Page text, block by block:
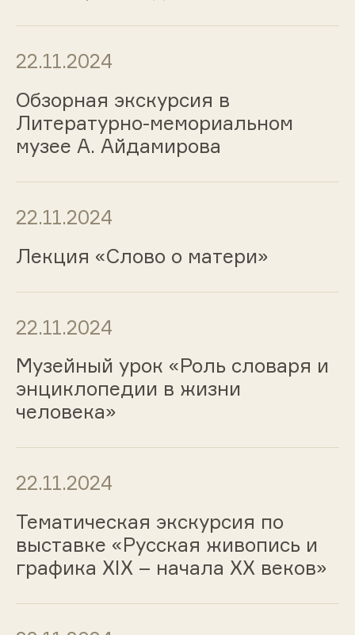
22.11.2024
Обзорная экскурсия в
Литературно-мемориальном
музее А. Айдамирова
22.11.2024
Лекция «Слово о матери»
22.11.2024
Музейный урок «Роль словаря и
энциклопедии в жизни
человека»
22.11.2024
Тематическая экскурсия по
выставке «Русская живопись и
графика ХIХ – начала ХХ веков»